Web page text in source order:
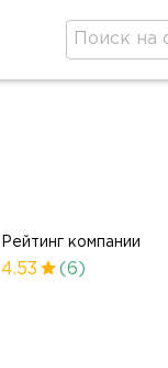
Рейтинг компании
4.53 (6)